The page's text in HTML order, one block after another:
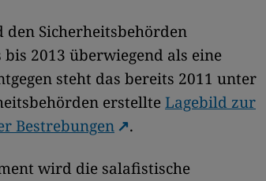
Sicherheitsbehörden
2013 überwiegend als eine
steht das bereits 2011 unter
erstellteLagebild zur
Bestrebungen
.
wird die salafistische